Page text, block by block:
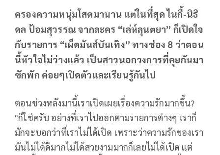
ครองความหนุ่มโสดมานาน แต่ในที่สุด ไนกี้-นิธิ
ดล ป้อมสุวรรณ จากละคร “เล่ห์ลุนตยา” ก็เปิดใจ
กับรายการ “เผ็ดมันส์บันเทิง” ทางช่อง 8 ว่าตอน
นี้หัวใจไม่ว่างแล้ว เป็นสาวนอกวงการที่คุยกันมา
ซักพัก ค่อยๆเปิดตัวและเรียนรู้กันไป
ตอนช่วงหลังมานี้เราเปิดเผยเรื่องความรักมากขึ้น?
"ก็ใช่ครับ อย่างที่เราไปออกตามรายการต่างๆ เราก็
มักจะบอกว่าที่เราไม่ได้เปิด เพราะว่าความรักของเรา
มันไม่ได้ดีมากไม่ได้สวยงามมากก็เลยไม่ได้เปิด แต่